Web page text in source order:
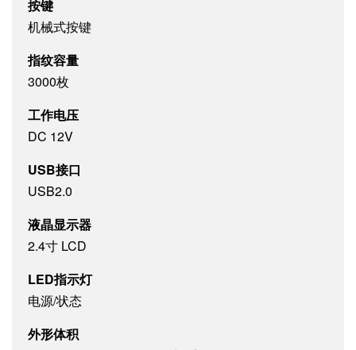
按键
机械式按键
指纹容量
3000枚
工作电压
DC 12V
USB接口
USB2.0
液晶显示器
2.4寸 LCD
LED指示灯
电源/状态
外形体积